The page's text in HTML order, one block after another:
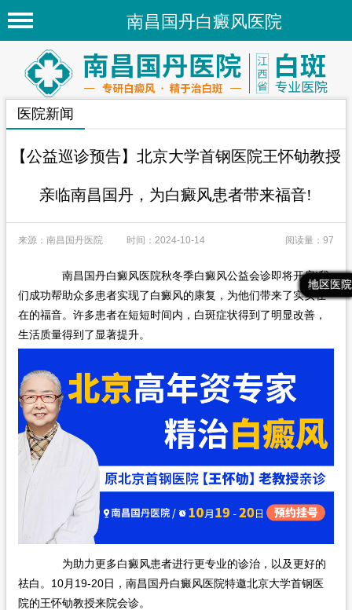
南昌国丹白癜风医院
首页
医院简介
医院新闻
专家团队
先进技术
白癜风常识
白癜风人群
白癜风部位
地区医院
在线问诊
最新文章
热门文章
推荐文章
地区医院
医院新闻
【公益巡诊预告】北京大学首钢医院王怀劬教授
亲临南昌国丹，为白癜风患者带来福音!
来源：南昌国丹医院 时间：2024-10-14 阅读量：97
南昌国丹白癜风医院秋冬季白癜风公益会诊即将开启!我
们成功帮助众多患者实现了白癜风的康复，为他们带来了实实在
在的福音。许多患者在短短时间内，白斑症状得到了明显改善，
生活质量得到了显著提升。
为助力更多白癜风患者进行更专业的诊治，以及更好的
祛白。10月19-20日，南昌国丹白癜风医院特邀北京大学首钢医
院的王怀劬教授来院会诊。